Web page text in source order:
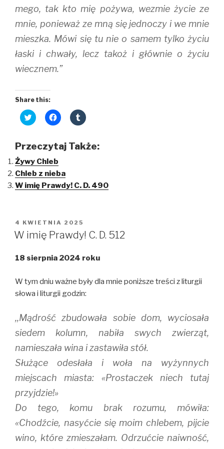
mego, tak kto mię pożywa, wezmie życie ze
mnie, ponieważ ze mną się jednoczy i we mnie
mieszka. Mówi się tu nie o samem tylko życiu
łaski i chwały, lecz takoż i głównie o życiu
wiecznem.”
Share this:
C
l
t
s
h
a
r
e
i
t
t
e
O
n
s
i
n
w
w
i
n
d
o
)
C
l
t
s
h
a
r
e
c
e
b
o
e
n
s
i
w
w
i
d
w
C
l
t
r
e
l
r
p
s
i
n
n
w
i
n
d
w
Przeczytaj Także:
Żywy Chleb
Chleb z nieba
W imię Prawdy! C. D. 490
OPUBLIKOWANE
W
4 KWIETNIA 2025
W imię Prawdy! C. D. 512
18 sierpnia 2024 roku
W tym dniu ważne były dla mnie poniższe treści z liturgii
słowa i liturgii godzin:
,,Mądrość zbudowała sobie dom, wyciosała
siedem kolumn, nabiła swych zwierząt,
namieszała wina i zastawiła stół.
Służące odesłała i woła na wyżynnych
miejscach miasta: «Prostaczek niech tutaj
przyjdzie!»
Do tego, komu brak rozumu, mówiła:
«Chodźcie, nasyćcie się moim chlebem, pijcie
wino, które zmieszałam. Odrzućcie naiwność,